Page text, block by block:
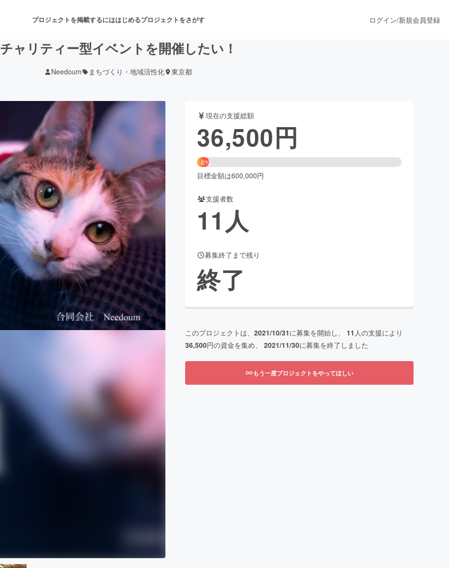
プロジェクトを掲載するにははじめるプロジェクトをさがす
舞台・パフォーマンス
ゲーム・サービス開発 ファッション
書籍・雑誌出版 アニメ・漫画
チャレンジ ビューティー・ヘルスケア
CAMPFIRE for Social Good
CAMPFIRE Creation
CAMPFIREふるさと納税machi-yaコミュニティ
ログイン/新規会員登録
チャリティー型イベントを開催したい！
Needoum まちづくり・地域活性化 東京都
現在の支援総額
36,500円
6%
目標金額は600,000円
支援者数
11 人
募集終了まで残り
終了
このプロジェクトは、 2021/10/31に募集を開始し、 11 人の支援により
36,500円の資金を集め、 2021/11/30に募集を終了しました
もう一度プロジェクトをやってほしい